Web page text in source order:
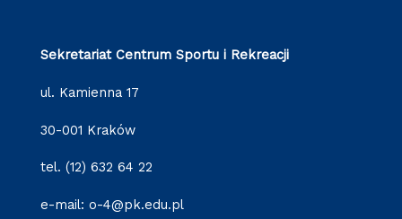
Sekretariat Centrum Sportu i Rekreacji
ul. Kamienna 17
30-001 Kraków
tel. (12) 632 64 22
e-mail: o-4@pk.edu.pl